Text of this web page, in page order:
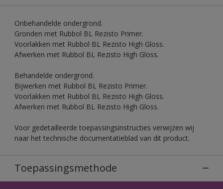
Onbehandelde ondergrond.
Gronden met Rubbol BL Rezisto Primer.
Voorlakken met Rubbol BL Rezisto High Gloss.
Afwerken met Rubbol BL Rezisto High Gloss.
Behandelde ondergrond.
Bijwerken met Rubbol BL Rezisto Primer.
Voorlakken met Rubbol BL Rezisto High Gloss.
Afwerken met Rubbol BL Rezisto High Gloss.
Voor gedetailleerde toepassingsinstructies verwijzen wij
naar het technische documentatieblad van dit product.
Toepassingsmethode